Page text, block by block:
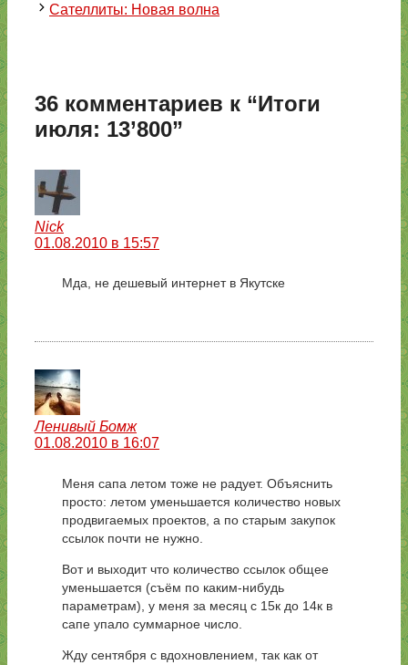
Сателлиты: Новая волна
36 комментариев к “Итоги
июля: 13’800”
Nick
01.08.2010 в 15:57
Мда, не дешевый интернет в Якутске
Ленивый Бомж
01.08.2010 в 16:07
Меня сапа летом тоже не радует. Объяснить
просто: летом уменьшается количество новых
продвигаемых проектов, а по старым закупок
ссылок почти не нужно.
Вот и выходит что количество ссылок общее
уменьшается (съём по каким-нибудь
параметрам), у меня за месяц с 15к до 14к в
сапе упало суммарное число.
Жду сентября с вдохновлением, так как от